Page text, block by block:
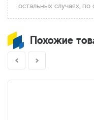
остальных случаях,
Похожие